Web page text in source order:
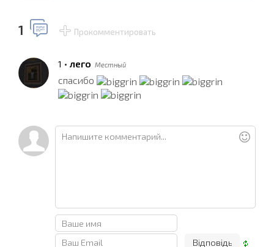
1 Прокомментировать
1 • лего Местный
спасибо